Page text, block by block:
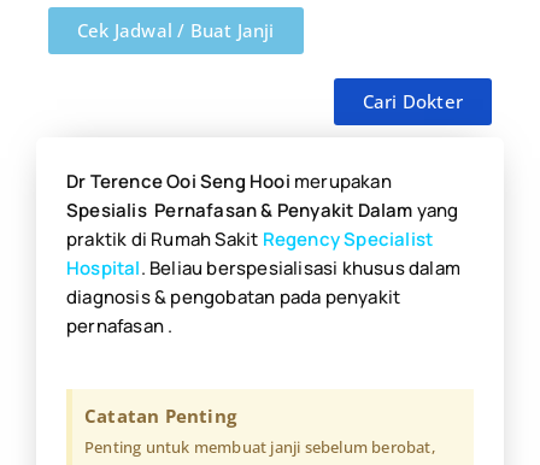
Cek Jadwal / Buat Janji
Cari Dokter
Dr Terence Ooi Seng Hooi merupakan
Spesialis Pernafasan & Penyakit Dalamyang
praktik di Rumah Sakit Regency Specialist
Hospital. Beliau berspesialisasi khusus dalam
diagnosis & pengobatan pada penyakit
pernafasan .
Catatan Penting
Penting untuk membuat janji sebelum berobat,